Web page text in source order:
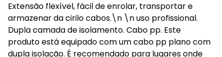
Extensão flexível, fácil de enrolar, transportar e
armazenar da cirilo cabos.\n \n uso profissional.
Dupla camada de isolamento. Cabo pp. Este
produto está equipado com um cabo pp plano com
dupla isolação. É recomendado para lugares onde